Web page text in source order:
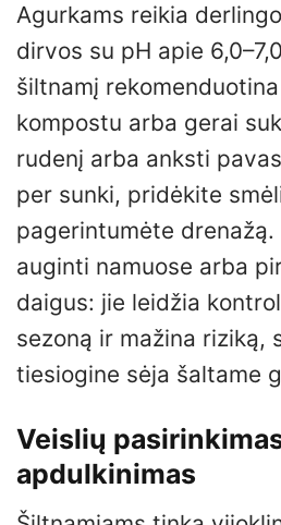
Agurkams reikia
dirvos su pH apie
šiltnamį
kompostu arba gerai
rudenį arba anksti
per sunki, pridėkite
pagerintumėte drenažą.
auginti namuose arba
daigus: jie leidžia
sezoną ir mažina riziką,
tiesiogine sėja šaltame
Veislių
apdulkinimas